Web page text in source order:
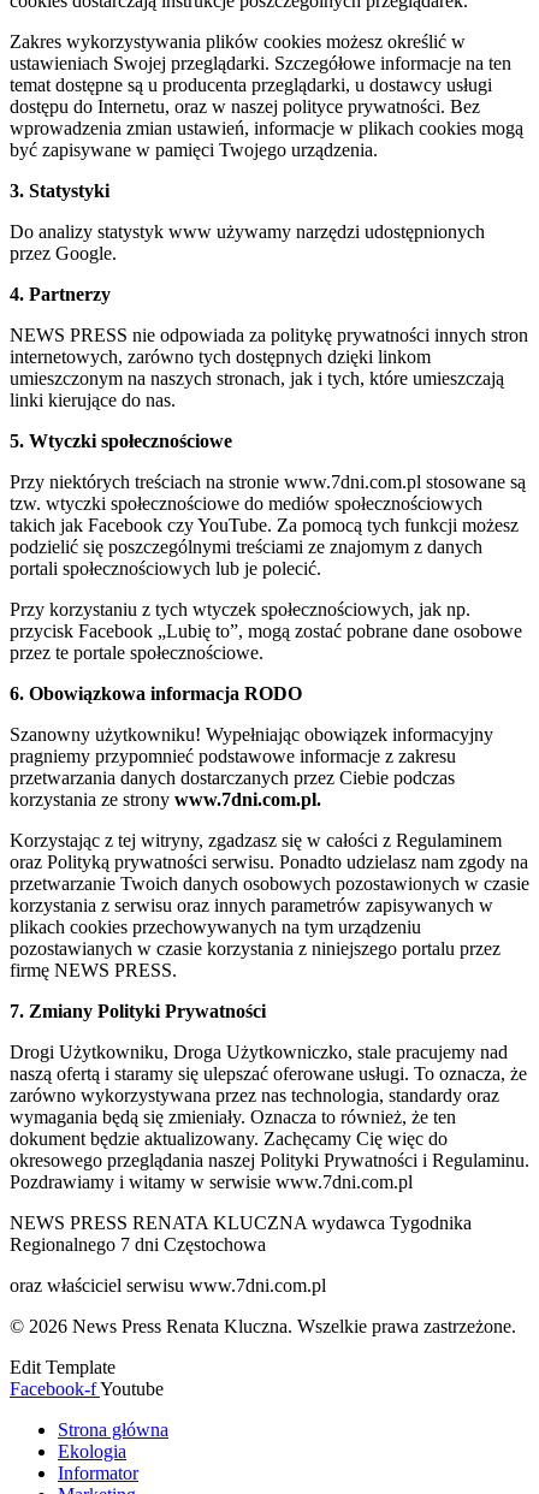
Zakres wykorzystywania plików cookies możesz określić w
ustawieniach Swojej przeglądarki. Szczegółowe informacje na ten
temat dostępne są u producenta przeglądarki, u dostawcy usługi
dostępu do Internetu, oraz w naszej polityce prywatności. Bez
wprowadzenia zmian ustawień, informacje w plikach cookies mogą
być zapisywane w pamięci Twojego urządzenia.
3. Statystyki
Do analizy statystyk www używamy narzędzi udostępnionych
przez Google.
4. Partnerzy
NEWS PRESS nie odpowiada za politykę prywatności innych stron
internetowych, zarówno tych dostępnych dzięki linkom
umieszczonym na naszych stronach, jak i tych, które umieszczają
linki kierujące do nas.
5. Wtyczki społecznościowe
Przy niektórych treściach na stronie www.7dni.com.pl stosowane są
tzw. wtyczki społecznościowe do mediów społecznościowych
takich jak Facebook czy YouTube. Za pomocą tych funkcji możesz
podzielić się poszczególnymi treściami ze znajomym z danych
portali społecznościowych lub je polecić.
Przy korzystaniu z tych wtyczek społecznościowych, jak np.
przycisk Facebook „Lubię to”, mogą zostać pobrane dane osobowe
przez te portale społecznościowe.
6. Obowiązkowa informacja RODO
Szanowny użytkowniku! Wypełniając obowiązek informacyjny
pragniemy przypomnieć podstawowe informacje z zakresu
przetwarzania danych dostarczanych przez Ciebie podczas
korzystania ze strony www.7dni.com.pl.
Korzystając z tej witryny, zgadzasz się w całości z Regulaminem
oraz Polityką prywatności serwisu. Ponadto udzielasz nam zgody na
przetwarzanie Twoich danych osobowych pozostawionych w czasie
korzystania z serwisu oraz innych parametrów zapisywanych w
plikach cookies przechowywanych na tym urządzeniu
pozostawianych w czasie korzystania z niniejszego portalu przez
firmę NEWS PRESS.
7. Zmiany Polityki Prywatności
Drogi Użytkowniku, Droga Użytkowniczko, stale pracujemy nad
naszą ofertą i staramy się ulepszać oferowane usługi. To oznacza, że
zarówno wykorzystywana przez nas technologia, standardy oraz
wymagania będą się zmieniały. Oznacza to również, że ten
dokument będzie aktualizowany. Zachęcamy Cię więc do
okresowego przeglądania naszej Polityki Prywatności i Regulaminu.
Pozdrawiamy i witamy w serwisie www.7dni.com.pl
NEWS PRESS RENATA KLUCZNA wydawca Tygodnika
Regionalnego 7 dni Częstochowa
oraz właściciel serwisu www.7dni.com.pl
© 2026 News Press Renata Kluczna. Wszelkie prawa zastrzeżone.
Edit Template
Facebook-fYoutube
Strona główna
Ekologia
Informator